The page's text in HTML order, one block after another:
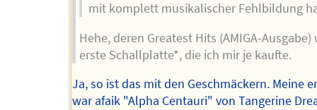
mit komplett musikalischer Fehlbildung
Hehe, deren Greatest Hits (AMIGA-Ausgabe)
erste Schallplatte*, die ich mir je kaufte.
Ja, so ist das mit den Geschmäckern. Meine
war afaik "Alpha Centauri" von Tangerine